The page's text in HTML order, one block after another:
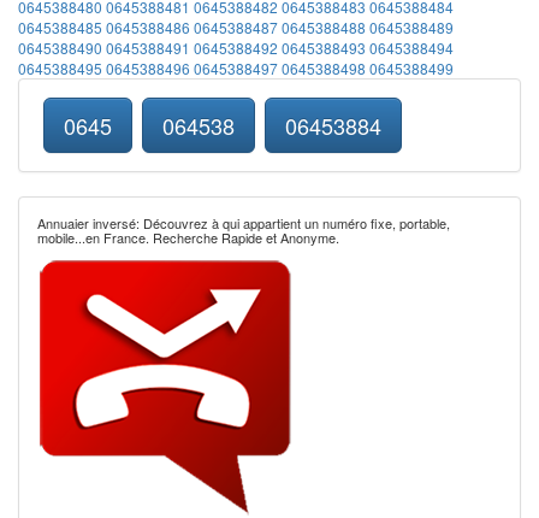
0645388480 0645388481 0645388482 0645388483 0645388484
0645388485 0645388486 06453884870645388488 0645388489
0645388490 0645388491 0645388492 0645388493 0645388494
0645388495 0645388496 06453884970645388498 0645388499
0645 064538 06453884
Annuaier inversé: Découvrez à qui appartient un numéro fixe, portable,
mobile...en France. Recherche Rapide et Anonyme.